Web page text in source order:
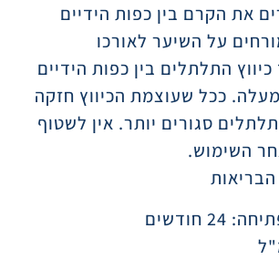
את הקרם בין כפות הידיים
על השיער לאורכו
כיווץ התלתלים בין כפות הידיים
ככל שעוצמת הכיווץ חזקה
סגורים יותר. אין לשטוף
השימוש.
חודשים